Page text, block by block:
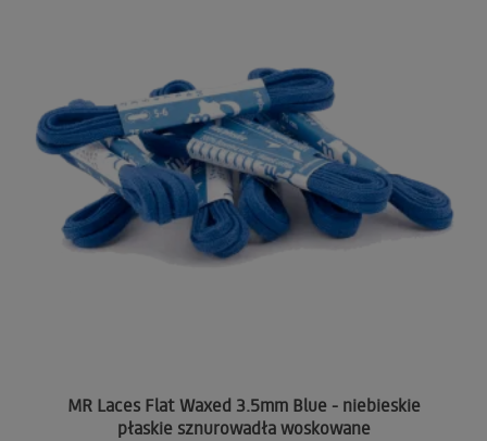
MR Laces Flat Waxed 3.5mm Blue - niebieskie
płaskie sznurowadła woskowane